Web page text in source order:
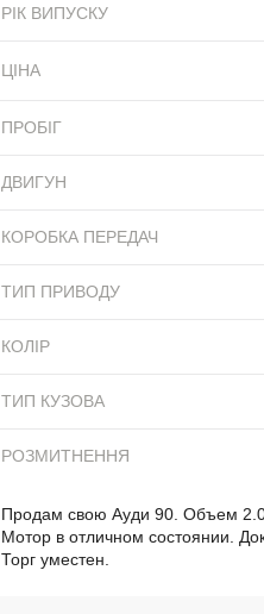
РІК ВИПУСКУ
ЦІНА
ПРОБІГ
ДВИГУН
КОРОБКА ПЕРЕДАЧ
ТИП ПРИВОДУ
КОЛІР
ТИП КУЗОВА
РОЗМИТНЕННЯ
Продам свою Ауди 90. Объем
Мотор в отличном состоянии.
Торг уместен.